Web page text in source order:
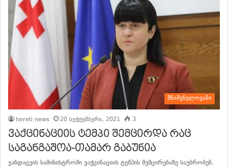
მნიშვნელოვანი
hereti news 20 სექტემბერი, 2021 3
ვაქცინაციის ტემპი შემცირდა რაც
საგანგაშოა-თამარ გაბუნია
ჯანდაცვის სამინისტროში ვაქცინაციის ტემპის შემცირებაზე საუბრობენ.